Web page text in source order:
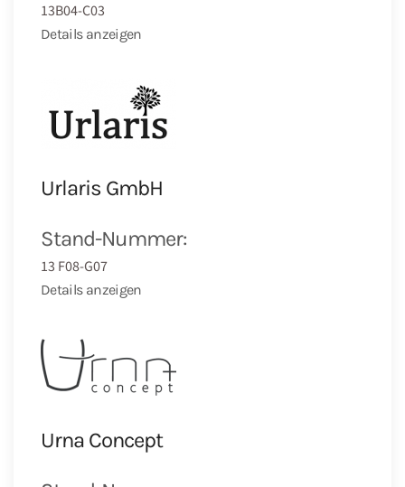
13B04-C03
Details anzeigen
Urlaris GmbH
Stand-Nummer:
13 F08-G07
Details anzeigen
Urna Concept